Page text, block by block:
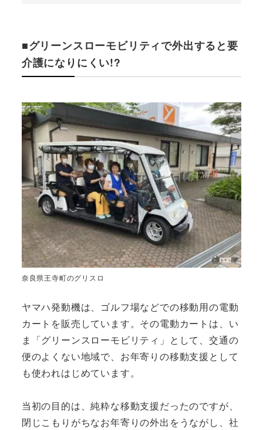
■グリーンスローモビリティで外出すると要
介護になりにくい!?
奈良県王寺町のグリスロ
ヤマハ発動機は、ゴルフ場などでの移動用の電動
カートを販売しています。その電動カートは、い
ま「グリーンスローモビリティ」として、交通の
便のよくない地域で、お年寄りの移動支援として
も使われはじめています。
当初の目的は、純粋な移動支援だったのですが、
閉じこもりがちなお年寄りの外出をうながし、社